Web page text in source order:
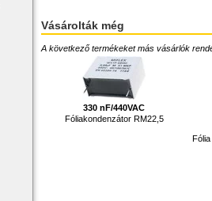
Vásárolták még
A következő termékeket más vásárlók
330 nF/440VAC
Fóliakondenzátor RM22,5